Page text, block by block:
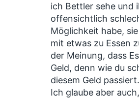
ich Bettler sehe und
offensichtlich
Möglichkeit habe,
mit etwas zu Essen
der Meinung, dass
Geld, denn wie du
diesem Geld passiert.
Ich glaube aber